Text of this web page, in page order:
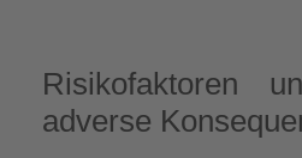
Risikofaktoren
adverse